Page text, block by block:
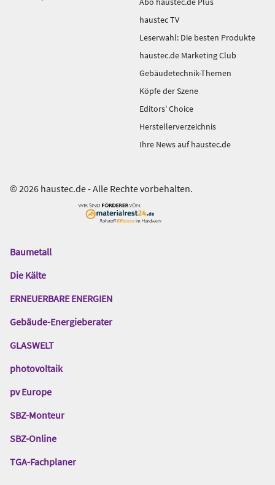
haustec TV
Leserwahl: Die besten Produkte
haustec.de Marketing Club
Gebäudetechnik-Themen
Köpfe der Szene
Editors' Choice
Herstellerverzeichnis
Ihre News auf haustec.de
© 2026 haustec.de - Alle Rechte vorbehalten.
Das
Gentner
Baumetall
Die Kälte
ERNEUERBARE ENERGIEN
Gebäude-Energieberater
GLASWELT
photovoltaik
pv Europe
SBZ-Monteur
SBZ-Online
TGA-Fachplaner